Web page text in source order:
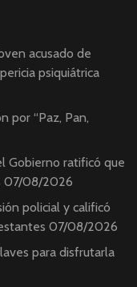
acusado de
psiquiátrica
por “Paz, Pan,
Gobierno ratificó que
07/08/2026
policial y calificó
07/08/2026
para disfrutarla